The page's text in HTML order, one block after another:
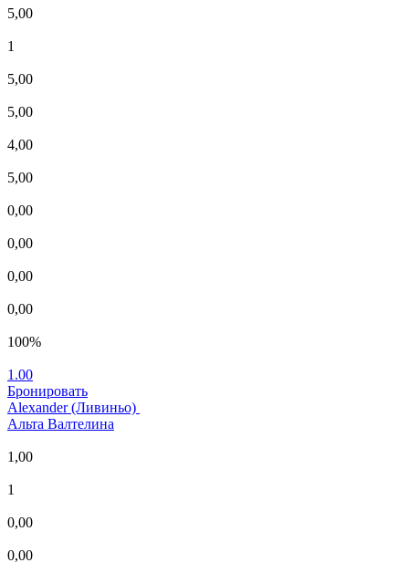
5,00
1
5,00
5,00
4,00
5,00
0,00
0,00
0,00
0,00
100%
1.00
Бронировать
Alexander (Ливиньо)
Альта Валтелина
1,00
1
0,00
0,00